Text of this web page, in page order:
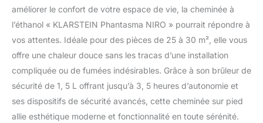
améliorer le confort de votre espace de vie, la cheminée à
l’éthanol « KLARSTEIN Phantasma NIRO » pourrait répondre à
vos attentes. Idéale pour des pièces de 25 à 30 m², elle vous
offre une chaleur douce sans les tracas d’une installation
compliquée ou de fumées indésirables. Grâce à son brûleur de
sécurité de 1, 5 L offrant jusqu’à 3, 5 heures d’autonomie et
ses dispositifs de sécurité avancés, cette cheminée sur pied
allie esthétique moderne et fonctionnalité en toute sérénité.